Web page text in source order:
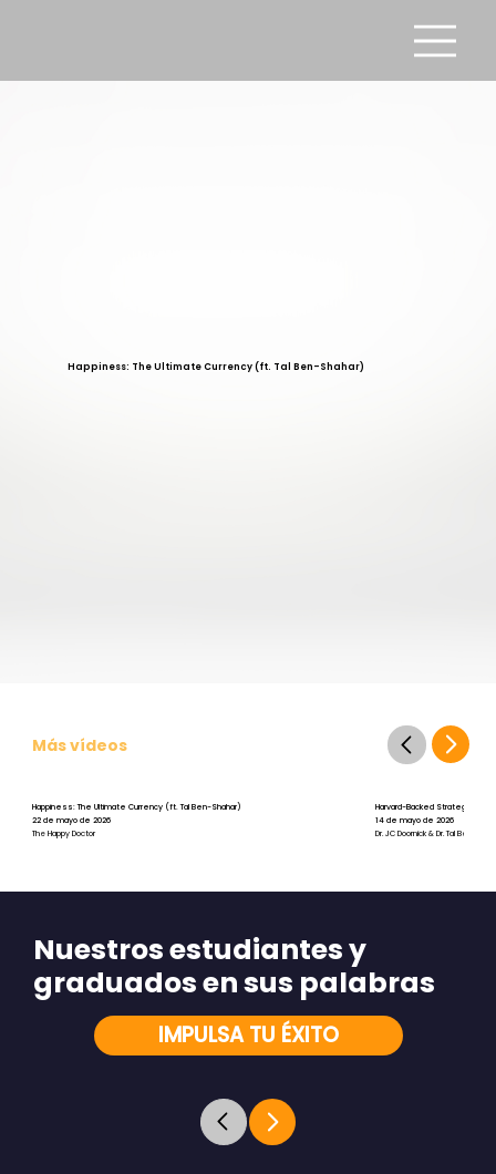
Happiness: The Ultimate Currency (ft. Tal Ben-Shahar)
Más vídeos
Happiness: The Ultimate Currency (ft. Tal Ben-Shahar)
22 de mayo de 2026
The Happy Doctor
Harvard-Backed Strategies for
14 de mayo de 2026
Dr. JC Doornick & Dr. Tal Ben-
IMPULSA TU ÉXITO
Nuestros estudiantes y
graduados en sus palabras